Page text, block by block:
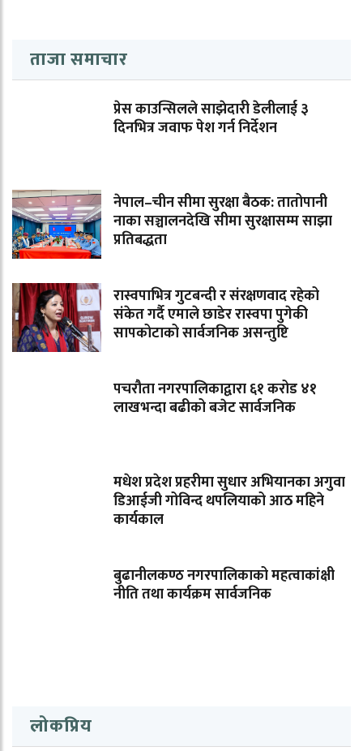
ताजा समाचार
प्रेस काउन्सिलले साझेदारी डेलीलाई ३
दिनभित्र जवाफ पेश गर्न निर्देशन
नेपाल–चीन सीमा सुरक्षा बैठक: तातोपानी
नाका सञ्चालनदेखि सीमा सुरक्षासम्म साझा
प्रतिबद्धता
रास्वपाभित्र गुटबन्दी र संरक्षणवाद रहेको
संकेत गर्दै एमाले छाडेर रास्वपा पुगेकी
सापकोटाको सार्वजनिक असन्तुष्टि
पचरौता नगरपालिकाद्वारा ६१ करोड ४१
लाखभन्दा बढीको बजेट सार्वजनिक
मधेश प्रदेश प्रहरीमा सुधार अभियानका अगुवा
डिआईजी गोविन्द थपलियाको आठ महिने
कार्यकाल
बुढानीलकण्ठ नगरपालिकाको महत्वाकांक्षी
नीति तथा कार्यक्रम सार्वजनिक
लोकप्रिय